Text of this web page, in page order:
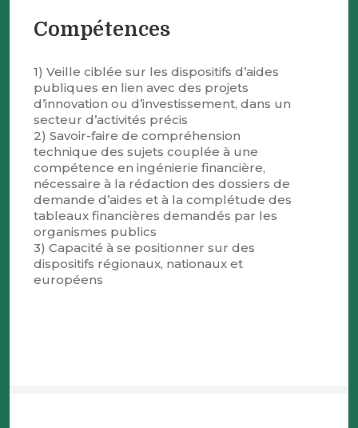
Compétences
1) Veille ciblée sur les dispositifs d’aides
publiques en lien avec des projets
d’innovation ou d’investissement, dans un
secteur d’activités précis
2) Savoir-faire de compréhension
technique des sujets couplée à une
compétence en ingénierie financière,
nécessaire à la rédaction des dossiers de
demande d’aides et à la complétude des
tableaux financières demandés par les
organismes publics
3) Capacité à se positionner sur des
dispositifs régionaux, nationaux et
européens